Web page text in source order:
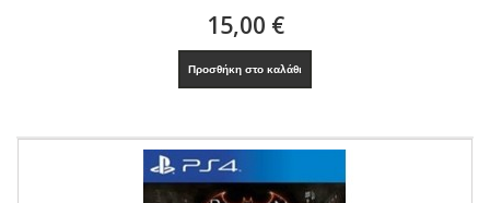
15,00 €
Προσθήκη στο καλάθι